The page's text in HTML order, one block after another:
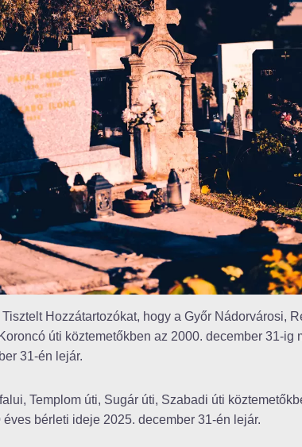
Hozzátartozókat, hogy a Győr Nádorvárosi,
úti köztemetőkben az 2000. december 31-ig
31-én lejár.
Templom úti, Sugár úti, Szabadi úti
bérleti ideje 2025. december 31-én lejár.